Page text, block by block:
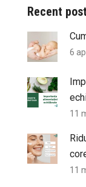
Recent
6
11
11